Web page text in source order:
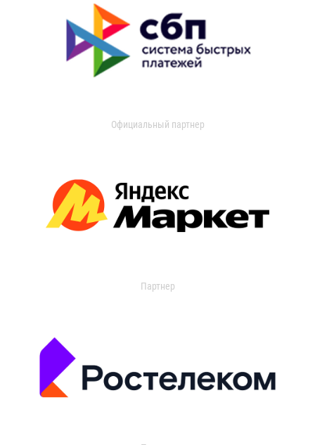
Официальный партнер
Партнер